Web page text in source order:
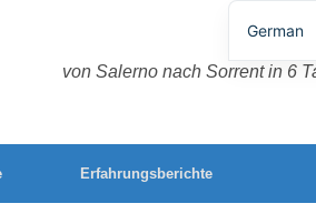
von Salerno nach Sorrent in 6
Erfahrungsberichte
German
English
French